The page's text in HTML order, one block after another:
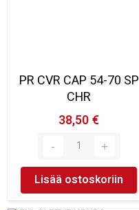
PR CVR CAP 54-70 SP
CHR
38,50 €
Lisää ostoskoriin